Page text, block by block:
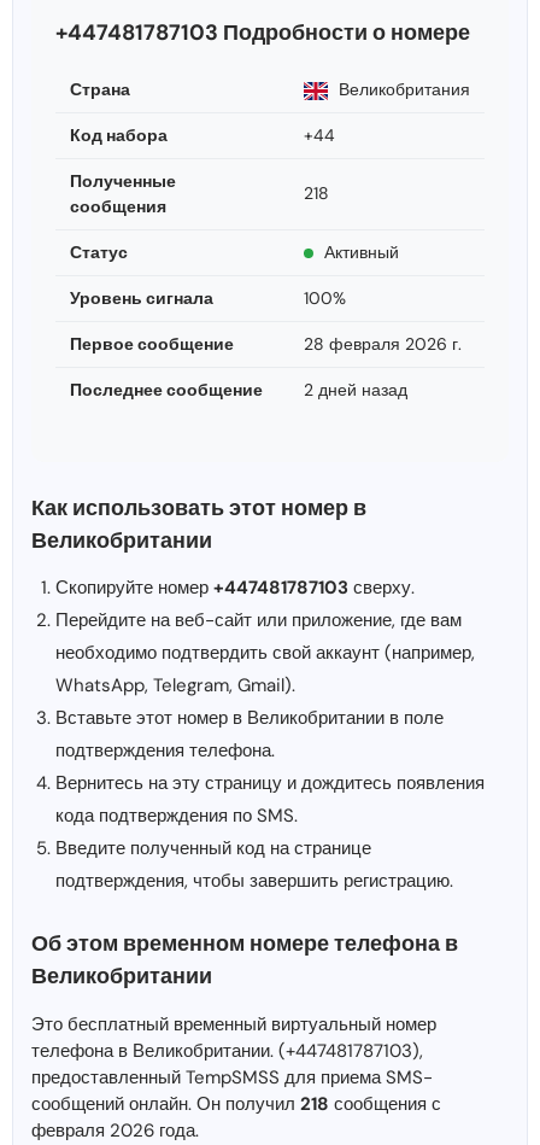
+447481787103 Подробности о номере
Страна Великобритания
Код набора +44
Полученные
сообщения
218
Статус Активный
Уровень сигнала 100%
Первое сообщение 28 февраля 2026 г.
Последнее сообщение 2 дней назад
Как использовать этот номер в
Великобритании
Скопируйте номер +447481787103 сверху.
Перейдите на веб-сайт или приложение, где вам
необходимо подтвердить свой аккаунт (например,
WhatsApp, Telegram, Gmail).
Вставьте этот номер в Великобритании в поле
подтверждения телефона.
Вернитесь на эту страницу и дождитесь появления
кода подтверждения по SMS.
Введите полученный код на странице
подтверждения, чтобы завершить регистрацию.
Об этом временном номере телефона в
Великобритании
Это бесплатный временный виртуальный номер
телефона в Великобритании. (+447481787103),
предоставленный TempSMSS для приема SMS-
сообщений онлайн. Он получил 218 сообщения с
февраля 2026 года.